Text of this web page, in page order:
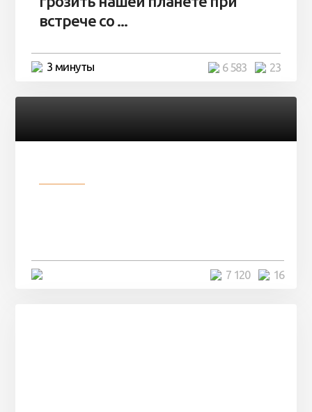
встрече со ...
3 минуты 23
6 583
16
7 120